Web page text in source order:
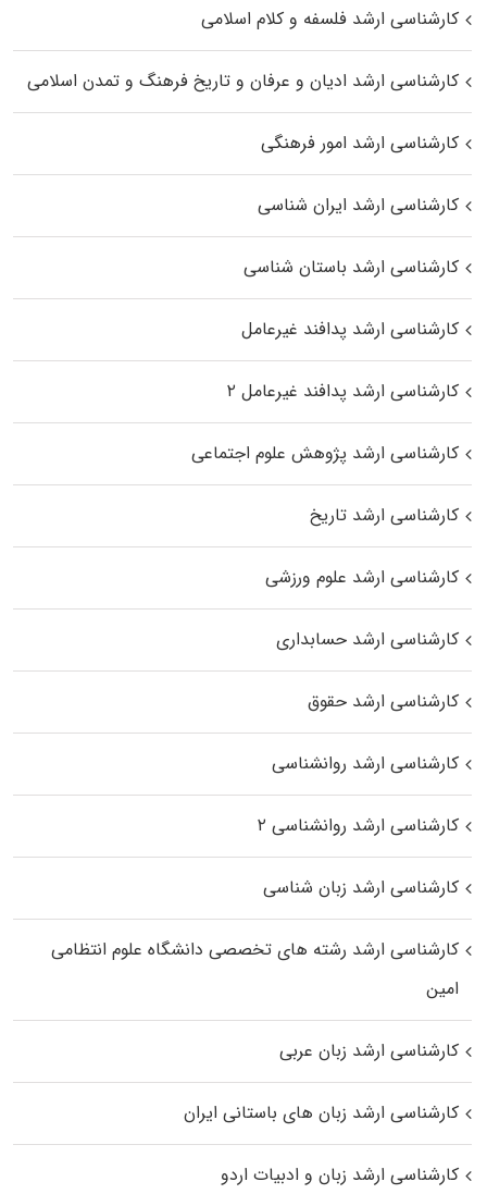
کارشناسی ارشد فلسفه و کلام اسلامی
کارشناسی ارشد ادیان و عرفان و تاریخ فرهنگ و تمدن اسلامی
کارشناسی ارشد امور فرهنگی
کارشناسی ارشد ایران شناسی
کارشناسی ارشد باستان شناسی
کارشناسی ارشد پدافند غیرعامل
کارشناسی ارشد پدافند غیرعامل ۲
کارشناسی ارشد پژوهش علوم اجتماعی
کارشناسی ارشد تاریخ
کارشناسی ارشد علوم ورزشی
کارشناسی ارشد حسابداری
کارشناسی ارشد حقوق
کارشناسی ارشد روانشناسی
کارشناسی ارشد روانشناسی ۲
کارشناسی ارشد زبان شناسی
کارشناسی ارشد رﺷﺘﻪ ﻫﺎی تخصصی داﻧﺸﮕﺎه ﻋﻠﻮم انتظامی
اﻣﻴﻦ
کارشناسی ارشد زبان عربی
کارشناسی ارشد زبان‌ های باستانی ایران
کارشناسی ارشد زبان و ادبیات اردو